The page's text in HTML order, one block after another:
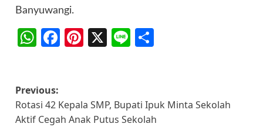
Banyuwangi.
WhatsApp
Facebook
Pinterest
X Line
Post
navigation
Previous:
Rotasi 42 Kepala SMP, Bupati Ipuk Minta Sekolah
Aktif Cegah Anak Putus Sekolah